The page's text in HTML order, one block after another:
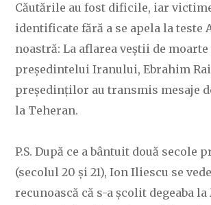
Căutările au fost dificile, iar
identificate fără a se apela la teste
noastră: La aflarea veștii de moarte
președintelui Iranului, Ebrahim
președinților au transmis mesaje
la Teheran.
P.S. După ce a bântuit două secole
(secolul 20 și 21), Ion Iliescu se
recunoască că s-a școlit degeaba